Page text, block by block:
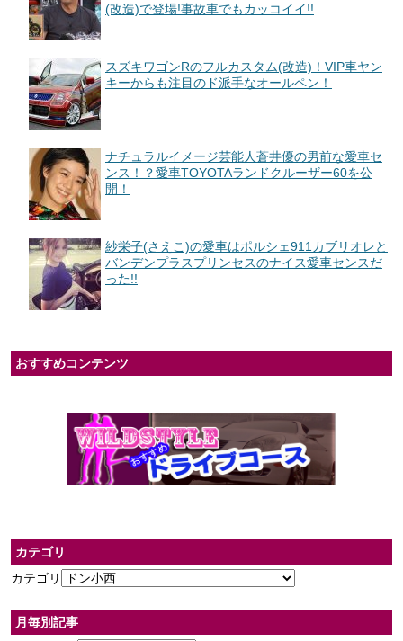
(改造)で登場!事故車でもカッコイイ!!
スズキワゴンRのフルカスタム(改造)！VIP車ヤン
キーからも注目のド派手なオールペン！
ナチュラルイメージ芸能人蒼井優の男前な愛車セ
ンス！？愛車TOYOTAランドクルーザー60を公
開！
紗栄子(さえこ)の愛車はポルシェ911カブリオレと
バンデンプラスプリンセスのナイス愛車センスだ
った!!
おすすめコンテンツ
カテゴリ
カテゴリ
月毎別記事